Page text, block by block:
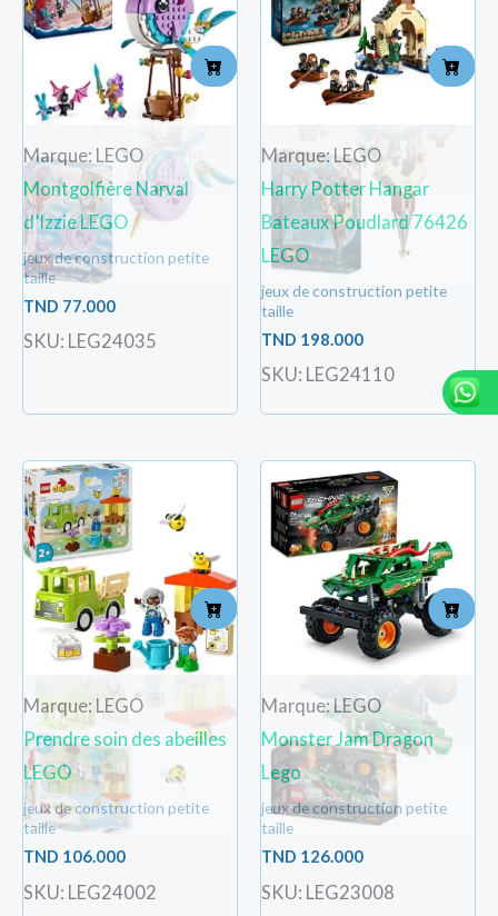
Marque: LEGO
Montgolfière Narval
d’Izzie LEGO
jeux de construction petite
taille
TND 77.000
SKU: LEG24035
Marque: LEGO
Harry Potter Hangar
Bateaux Poudlard 76426
LEGO
jeux de construction petite
taille
TND 198.000
SKU: LEG24110
Marque: LEGO
Prendre soin des abeilles
LEGO
jeux de construction petite
taille
TND 106.000
SKU: LEG24002
Marque: LEGO
Monster Jam Dragon
Lego
jeux de construction petite
taille
TND 126.000
SKU: LEG23008